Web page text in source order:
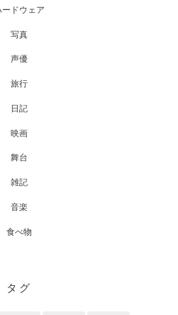
ードウェア
写真
声優
旅行
日記
映画
舞台
雑記
音楽
食べ物
タグ